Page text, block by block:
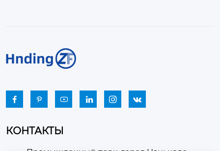
     
КОНТАКТЫ